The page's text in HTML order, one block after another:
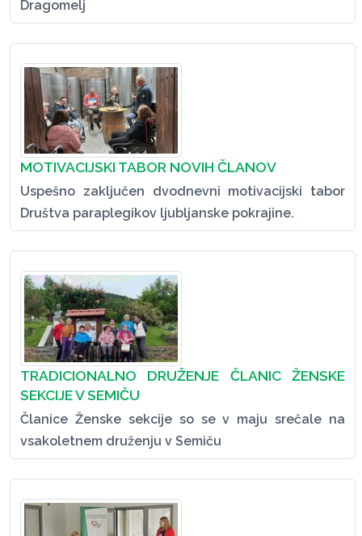
Dragomelj
MOTIVACIJSKI TABOR NOVIH ČLANOV
Uspešno zaključen dvodnevni motivacijski tabor
Društva paraplegikov ljubljanske pokrajine.
TRADICIONALNO DRUŽENJE ČLANIC ŽENSKE
SEKCIJE V SEMIČU
Članice Ženske sekcije so se v maju srečale na
vsakoletnem druženju v Semiču